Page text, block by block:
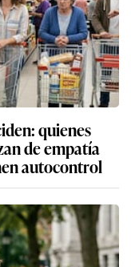
quienes
de empatía
autocontrol